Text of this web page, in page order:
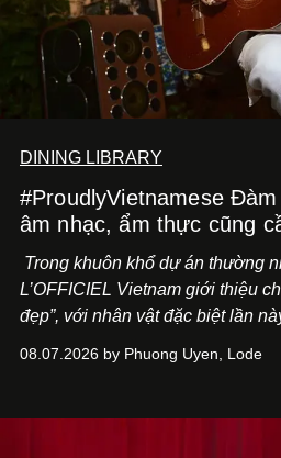
DINING LIBRARY
#ProudlyVietnamese
âm nhạc, ẩm thực cũng
Trong khuôn khổ dự án thường
L’OFFICIEL Vietnam giới thiệu
đẹp”, với nhân vật đặc biệt lần
Cà Phê Cà Pháo mang dấu ấn
08.07.2026 by Phuong Uyen, Lode